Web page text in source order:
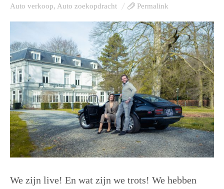
Auto verkoop, Auto zoekopdracht Permalink
We zijn live! En wat zijn we trots! We hebben